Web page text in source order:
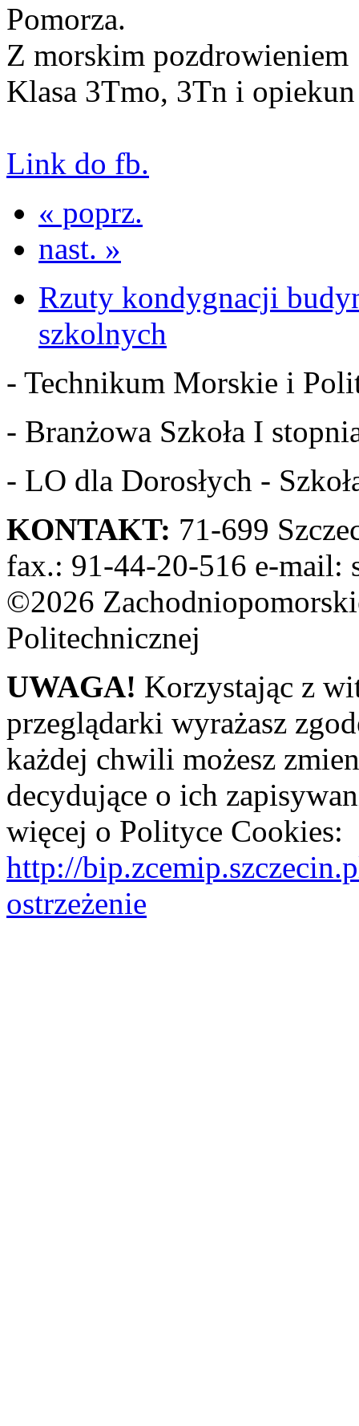
Pomorza.
Z morskim pozdrowieniem
Klasa 3Tmo, 3Tn i
Link do fb.
« poprz.
nast. »
Rzuty kondygnacji
szkolnych
- Technikum Morskie i
- Branżowa Szkoła I
- LO dla Dorosłych -
KONTAKT: 71-699
fax.: 91-44-20-516 e-mail:
©2026
Politechnicznej
UWAGA! Korzystając z
przeglądarki wyrażasz
każdej chwili możesz
decydujące o ich
więcej o Polityce Cookies:
http://
ostrzeżenie